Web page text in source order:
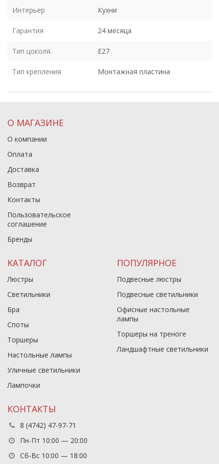
Интерьер Кухни
Гарантия 24 месяца
Тип цоколя. E27
Тип крепления Монтажная пластина
О МАГАЗИНЕ
О компании
Оплата
Доставка
Возврат
Контакты
Пользовательское
соглашение
Бренды
КАТАЛОГ
Люстры
Светильники
Бра
Споты
Торшеры
Настольные лампы
Уличные светильники
Лампочки
ПОПУЛЯРНОЕ
Подвесные люстры
Подвесные светильники
Офисные настольные
лампы
Торшеры на треноге
Ландшафтные светильники
КОНТАКТЫ
8 (4742) 47-97-71
Пн-Пт 10:00 — 20:00
Сб-Вс 10:00 — 18:00